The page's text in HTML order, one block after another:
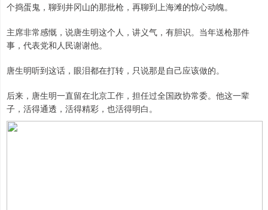
个捣蛋鬼，聊到井冈山的那批枪，再聊到上海滩的惊心动魄。
主席非常感慨，说唐生明这个人，讲义气，有胆识。当年送枪那件
事，代表党和人民谢谢他。
唐生明听到这话，眼泪都在打转，只说那是自己应该做的。
后来，唐生明一直留在北京工作，担任过全国政协常委。他这一辈
子，活得通透，活得精彩，也活得明白。